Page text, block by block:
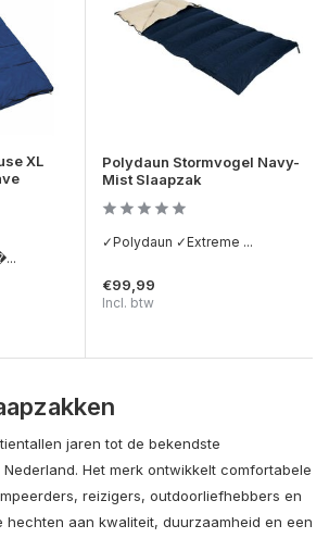
XL
Polydaun Stormvogel Navy-
Mist Slaapzak
✓Polydaun ✓Extreme ...
€99,99
Incl. btw
jaren tot de bekendste
Het merk ontwikkelt comfortabele
reizigers, outdoorliefhebbers en
hechten aan kwaliteit, duurzaamheid en een